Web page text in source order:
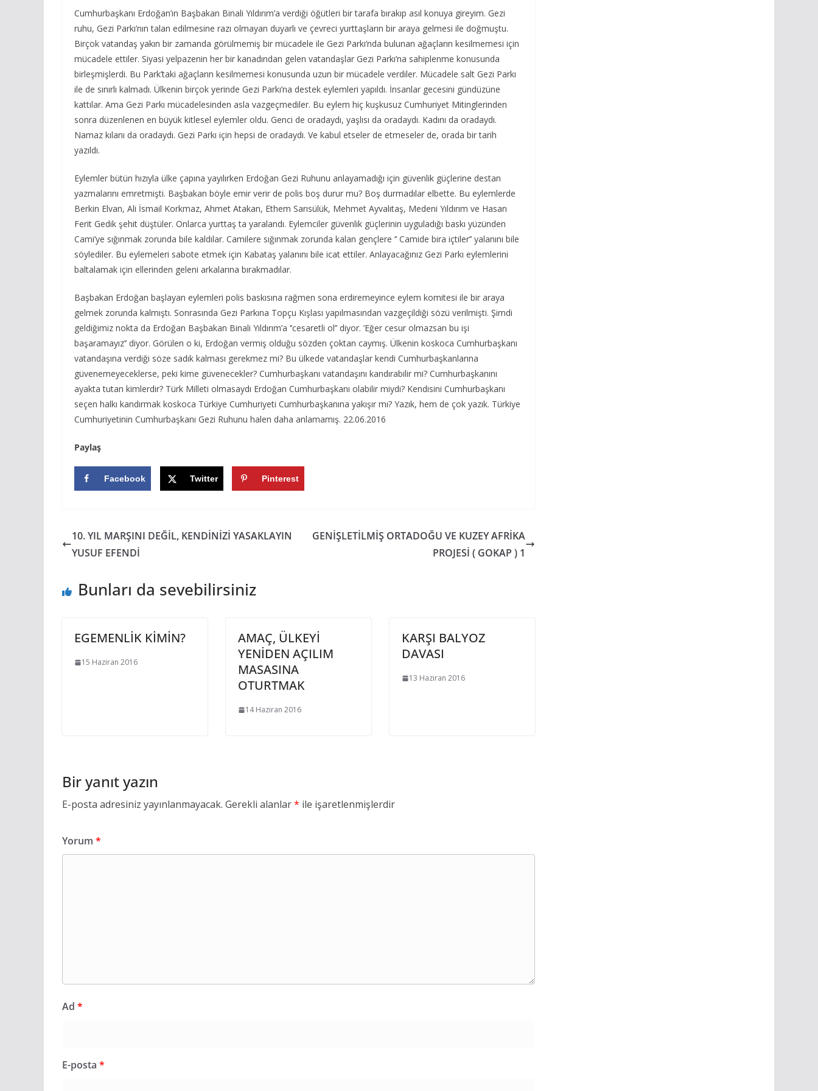
Cumhurbaşkanı Erdoğan’ın Başbakan Binali Yıldırım’a verdiği öğütleri bir tarafa bırakıp asıl konuya gireyim. Gezi
ruhu, Gezi Parkı’nın talan edilmesine razı olmayan duyarlı ve çevreci yurttaşların bir araya gelmesi ile doğmuştu.
Birçok vatandaş yakın bir zamanda görülmemiş bir mücadele ile Gezi Parkı’nda bulunan ağaçların kesilmemesi için
mücadele ettiler. Siyasi yelpazenin her bir kanadından gelen vatandaşlar Gezi Parkı’na sahiplenme konusunda
birleşmişlerdi. Bu Park’taki ağaçların kesilmemesi konusunda uzun bir mücadele verdiler. Mücadele salt Gezi Parkı
ile de sınırlı kalmadı. Ülkenin birçok yerinde Gezi Parkı’na destek eylemleri yapıldı. İnsanlar gecesini gündüzüne
kattılar. Ama Gezi Parkı mücadelesinden asla vazgeçmediler. Bu eylem hiç kuşkusuz Cumhuriyet Mitinglerinden
sonra düzenlenen en büyük kitlesel eylemler oldu. Genci de oradaydı, yaşlısı da oradaydı. Kadını da oradaydı.
Namaz kılanı da oradaydı. Gezi Parkı için hepsi de oradaydı. Ve kabul etseler de etmeseler de, orada bir tarih
yazıldı.
Eylemler bütün hızıyla ülke çapına yayılırken Erdoğan Gezi Ruhunu anlayamadığı için güvenlik güçlerine destan
yazmalarını emretmişti. Başbakan böyle emir verir de polis boş durur mu? Boş durmadılar elbette. Bu eylemlerde
Berkin Elvan, Ali İsmail Korkmaz, Ahmet Atakan, Ethem Sarısülük, Mehmet Ayvalıtaş, Medeni Yıldırım ve Hasan
Ferit Gedik şehit düştüler. Onlarca yurttaş ta yaralandı. Eylemciler güvenlik güçlerinin uyguladığı baskı yüzünden
Cami’ye sığınmak zorunda bile kaldılar. Camilere sığınmak zorunda kalan gençlere ‘’ Camide bira içtiler’’ yalanını bile
söylediler. Bu eylemeleri sabote etmek için Kabataş yalanını bile icat ettiler. Anlayacağınız Gezi Parkı eylemlerini
baltalamak için ellerinden geleni arkalarına bırakmadılar.
Başbakan Erdoğan başlayan eylemleri polis baskısına rağmen sona erdiremeyince eylem komitesi ile bir araya
gelmek zorunda kalmıştı. Sonrasında Gezi Parkına Topçu Kışlası yapılmasından vazgeçildiği sözü verilmişti. Şimdi
geldiğimiz nokta da Erdoğan Başbakan Binali Yıldırım’a ‘’cesaretli ol’’ diyor. ’Eğer cesur olmazsan bu işi
başaramayız’’ diyor. Görülen o ki, Erdoğan vermiş olduğu sözden çoktan caymış. Ülkenin koskoca Cumhurbaşkanı
vatandaşına verdiği söze sadık kalması gerekmez mi? Bu ülkede vatandaşlar kendi Cumhurbaşkanlarına
güvenemeyeceklerse, peki kime güvenecekler? Cumhurbaşkanı vatandaşını kandırabilir mi? Cumhurbaşkanını
ayakta tutan kimlerdir? Türk Milleti olmasaydı Erdoğan Cumhurbaşkanı olabilir miydi? Kendisini Cumhurbaşkanı
seçen halkı kandırmak koskoca Türkiye Cumhuriyeti Cumhurbaşkanına yakışır mı? Yazık, hem de çok yazık. Türkiye
Cumhuriyetinin Cumhurbaşkanı Gezi Ruhunu halen daha anlamamış. 22.06.2016
Paylaş
Facebook Twitter Pinterest
10. YIL MARŞINI DEĞİL, KENDİNİZİ YASAKLAYIN
YUSUF EFENDİ
GENİŞLETİLMİŞ ORTADOĞU VE KUZEY AFRİKA
PROJESİ ( GOKAP ) 1
Bunları da sevebilirsiniz
EGEMENLİK KİMİN?
15 Haziran 2016
AMAÇ, ÜLKEYİ
YENİDEN AÇILIM
MASASINA
OTURTMAK
14 Haziran 2016
KARŞI BALYOZ
DAVASI
13 Haziran 2016
Bir yanıt yazın
E-posta adresiniz yayınlanmayacak. Gerekli alanlar* ile işaretlenmişlerdir
Yorum *
Ad *
E-posta *